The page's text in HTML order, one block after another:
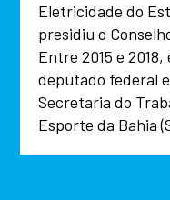
Eletricidade do
presidiu o
Entre 2015 e
deputado federal
Secretaria do
Esporte da Bahia